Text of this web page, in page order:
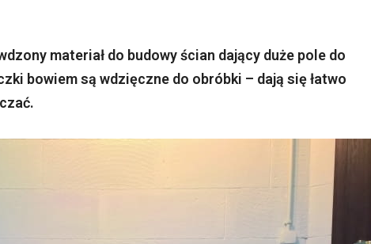
materiał do budowy ścian dający duże pole do
bowiem są wdzięczne do obróbki – dają się łatwo